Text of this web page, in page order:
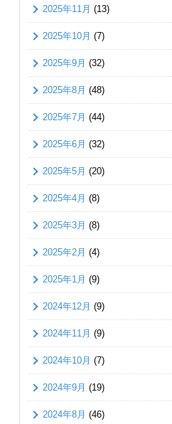
2025年11月 (13)
2025年10月 (7)
2025年9月 (32)
2025年8月 (48)
2025年7月 (44)
2025年6月 (32)
2025年5月 (20)
2025年4月 (8)
2025年3月 (8)
2025年2月 (4)
2025年1月 (9)
2024年12月 (9)
2024年11月 (9)
2024年10月 (7)
2024年9月 (19)
2024年8月 (46)